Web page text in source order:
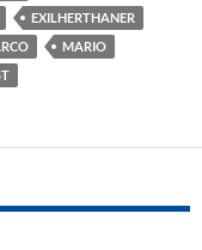
EXILHERTHANER
MARIO